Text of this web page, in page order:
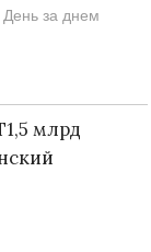
День за днем
млрд